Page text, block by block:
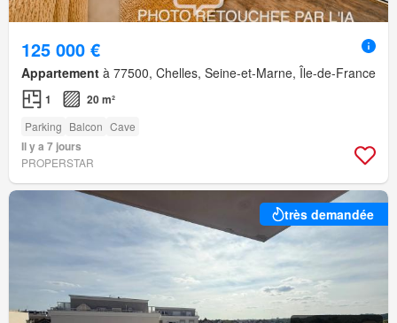
125 000 €
Appartement à 77500, Chelles, Seine-et-Marne, Île-de-France
1 20 m²
Parking Balcon Cave
Il y a 7 jours
PROPERSTAR
très demandée